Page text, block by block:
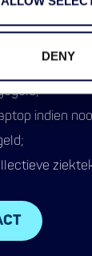
DENY
kies zelf uit
met fiscaal
indien